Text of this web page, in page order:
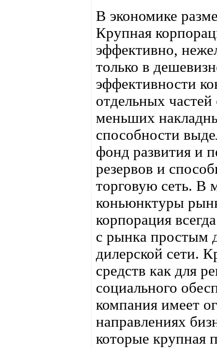
В экономике
Крупная
эффективно,
только в
эффективности
отдельных
меньших
способности
фонд развития и
резервов и
торговую сеть. В
коньюнктуры
корпорация
с рынка простым
дилерской сети.
средств как для
социального
компания имеет
направлениях
которые крупная